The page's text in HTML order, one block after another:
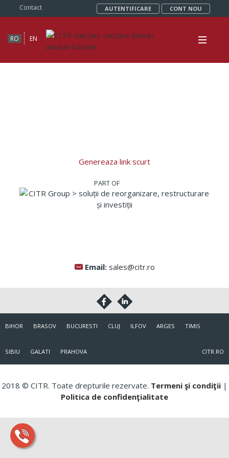
Contact AUTENTIFICARE CONT NOU
RO EN
Genereaza link scurt
Email: sales@citr.ro
BIHOR BRASOV BUCURESTI CLUJ ILFOV ARGES TIMIS
SIBIU GALATI PRAHOVA CITR.RO
2018 © CITR. Toate drepturile rezervate. Termeni şi condiţii |
Politica de confidenţialitate